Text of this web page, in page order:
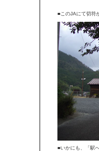
■このJAにて切符
■いかにも、「駅